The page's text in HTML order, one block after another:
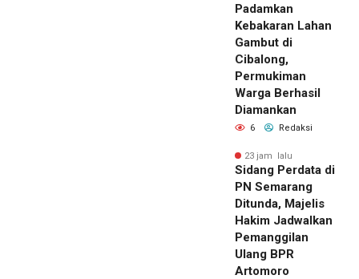
Padamkan
Kebakaran Lahan
Gambut di
Cibalong,
Permukiman
Warga Berhasil
Diamankan
6 Redaksi
23 jam lalu
Sidang Perdata di
PN Semarang
Ditunda, Majelis
Hakim Jadwalkan
Pemanggilan
Ulang BPR
Artomoro